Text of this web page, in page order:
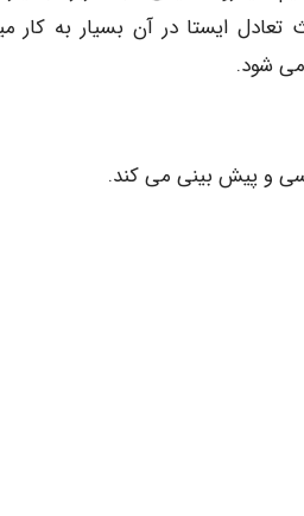
ایستا در آن بسیار به کار
شود.
و پیش بینی می کند.